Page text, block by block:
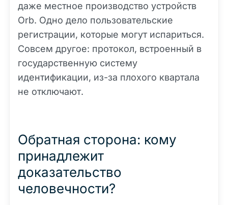
даже местное производство устройств
Orb. Одно дело пользовательские
регистрации, которые могут испариться.
Совсем другое: протокол, встроенный в
государственную систему
идентификации, из-за плохого квартала
не отключают.
Обратная сторона: кому
принадлежит
доказательство
человечности?